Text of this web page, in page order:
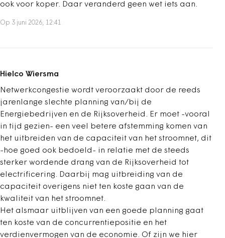
ook voor koper. Daar veranderd geen wet iets aan.
Op 3 juni 2026, 12:41
Hielco Wiersma
Netwerkcongestie wordt veroorzaakt door de reeds
jarenlange slechte planning van/bij de
Energiebedrijven en de Rijksoverheid. Er moet -vooral
in tijd gezien- een veel betere afstemming komen van
het uitbreiden van de capaciteit van het stroomnet, dit
-hoe goed ook bedoeld- in relatie met de steeds
sterker wordende drang van de Rijksoverheid tot
electrificering. Daarbij mag uitbreiding van de
capaciteit overigens niet ten koste gaan van de
kwaliteit van het stroomnet.
Het alsmaar uitblijven van een goede planning gaat
ten koste van de concurrentiepositie en het
verdienvermogen van de economie. Of zijn we hier